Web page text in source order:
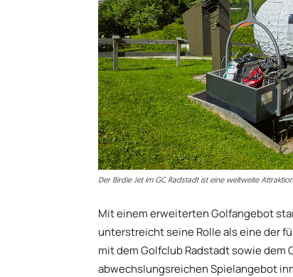
Der Birdie Jet im GC Radstadt ist eine weltweite
Mit einem erweiterten Golfangebot
unterstreicht seine Rolle als eine der
mit dem Golfclub Radstadt sowie
abwechslungsreichen Spielangebot